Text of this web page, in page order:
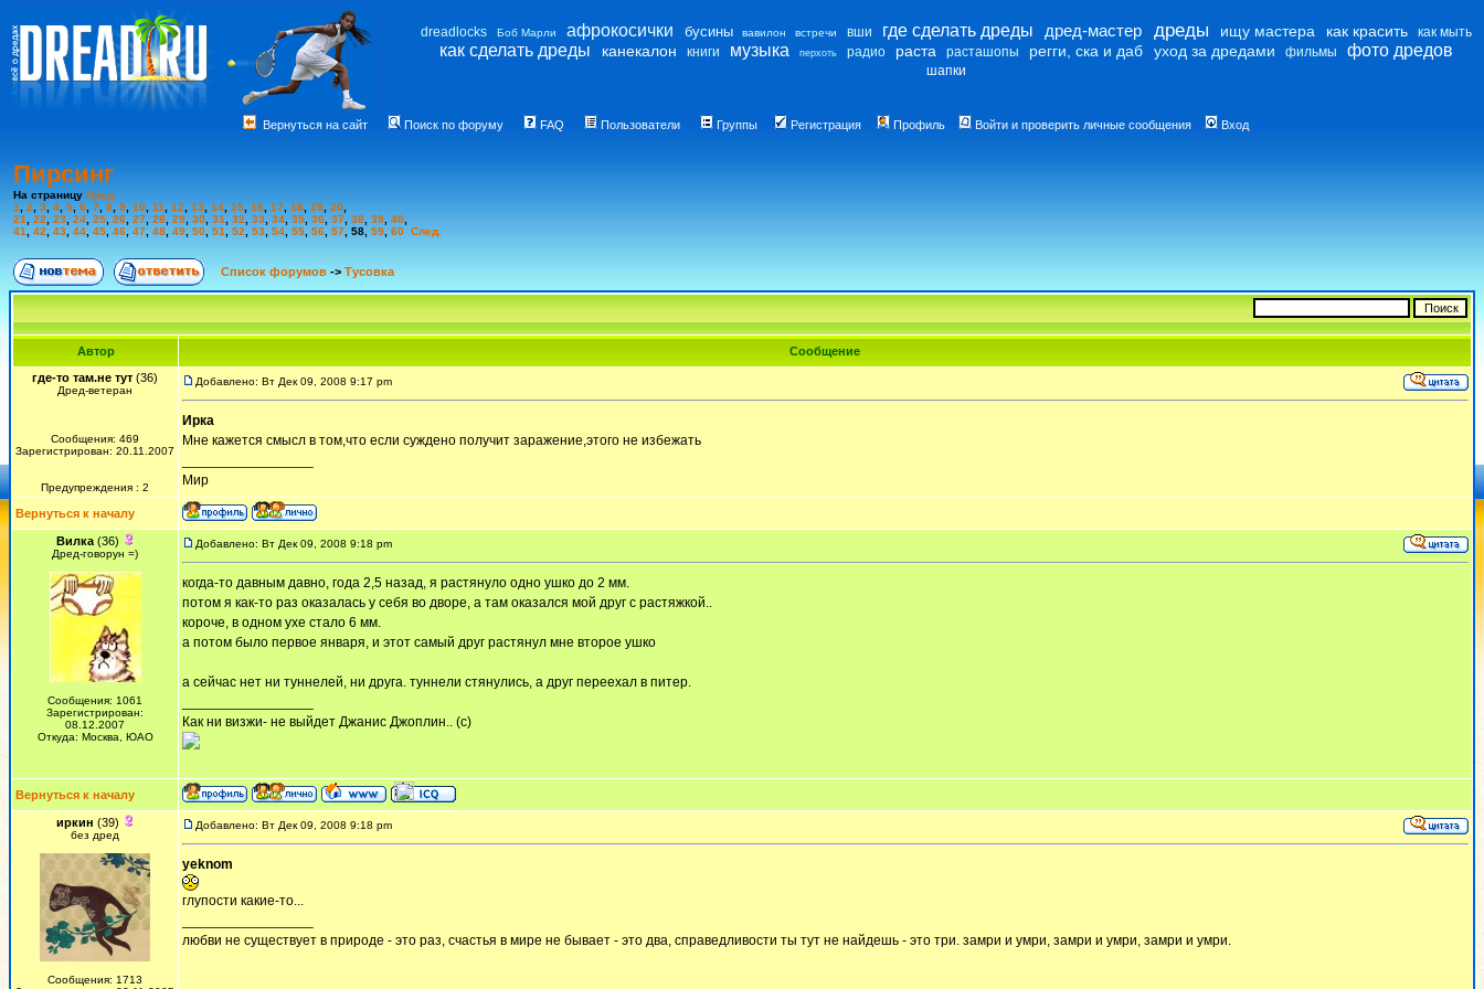
dreadlocks Боб Марли афрокосички бусины вавилон встречи вши где сделать дреды дред-мастер дреды ищу мастера как красить как мыть
как сделать дреды канекалон книги музыка перхоть радио раста расташопы регги, ска и даб уход за дредами фильмы фото дредов
шапки
Вернуться на сайт Поиск по форуму FAQ Пользователи Группы Регистрация Профиль Войти и проверить личные сообщения Вход
Пирсинг
На страницу Пред.
1
2 3 4 5 6 7 8 9 10 11 12 13 14 15 16 17 18 19 20
21
22 23 24 25 26 27 28 29 30 31 32 33 34 35 36 37 38 39 40
41
42 43 44 45 46 47 48 49 50 51 52 53 54 55 56 57 58 59 60 След.
Список форумов -> Тусовка
Автор
Сообщение
где-то там.не тут (36)
Дред-ветеран
Сообщения: 469
Зарегистрирован: 20.11.2007
Предупреждения : 2
Добавлено: Вт Дек 09, 2008 9:17 pm
Ирка
Мне кажется смысл в том,что если суждено получит заражение,этого не избежать
Мир
Вернуться к началу
Вилка(36)
Дред-говорун =)
Сообщения: 1061
Зарегистрирован:
08.12.2007
Откуда: Москва, ЮАО
Добавлено: Вт Дек 09, 2008 9:18 pm
когда-то давным давно, года 2,5 назад, я растянуло одно ушко до 2 мм.
потом я как-то раз оказалась у себя во дворе, а там оказался мой друг с растяжкой..
короче, в одном ухе стало 6 мм.
а потом было первое января, и этот самый друг растянул мне второе ушко
а сейчас нет ни туннелей, ни друга. туннели стянулись, а друг переехал в питер.
Как ни визжи- не выйдет Джанис Джоплин.. (с)
Вернуться к началу
иркин (39)
без дред
Сообщения: 1713
Добавлено: Вт Дек 09, 2008 9:18 pm
yeknom
глупости какие-то...
любви не существует в природе - это раз, счастья в мире не бывает - это два, справедливости ты тут не найдешь - это три. замри и умри, замри и умри, замри и умри.